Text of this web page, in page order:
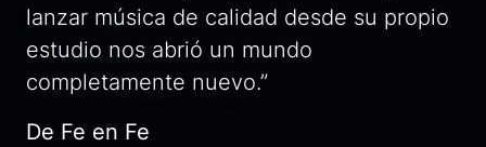
lanzar música de calidad desde su propio
estudio nos abrió un mundo
completamente nuevo.”
De Fe en Fe